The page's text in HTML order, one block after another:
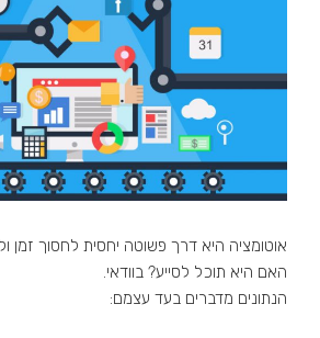
אוטומציה היא דרך פשוטה יחסית לחסוך זמן
האם היא תוכל לסייע? בוודאי.
הנתונים מדברים בעד עצמם: